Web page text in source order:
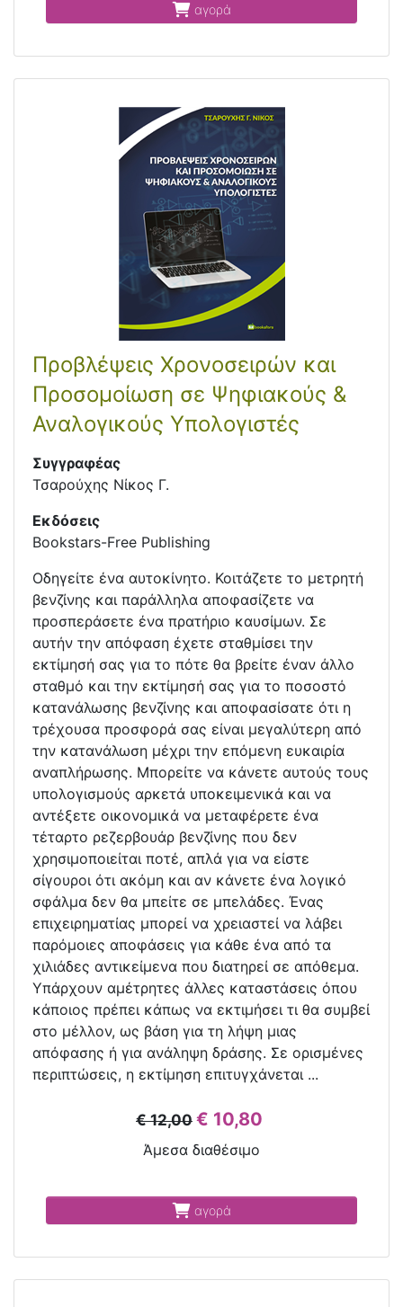
αγορά
Προβλέψεις Χρονοσειρών και
Προσομοίωση σε Ψηφιακούς &
Αναλογικούς Υπολογιστές
Συγγραφέας
Τσαρούχης Νίκος Γ.
Εκδόσεις
Bookstars-Free Publishing
Οδηγείτε ένα αυτοκίνητο. Κοιτάζετε το μετρητή
βενζίνης και παράλληλα αποφασίζετε να
προσπεράσετε ένα πρατήριο καυσίμων. Σε
αυτήν την απόφαση έχετε σταθμίσει την
εκτίμησή σας για το πότε θα βρείτε έναν άλλο
σταθμό και την εκτίμησή σας για το ποσοστό
κατανάλωσης βενζίνης και αποφασίσατε ότι η
τρέχουσα προσφορά σας είναι μεγαλύτερη από
την κατανάλωση μέχρι την επόμενη ευκαιρία
αναπλήρωσης. Μπορείτε να κάνετε αυτούς τους
υπολογισμούς αρκετά υποκειμενικά και να
αντέξετε οικονομικά να μεταφέρετε ένα
τέταρτο ρεζερβουάρ βενζίνης που δεν
χρησιμοποιείται ποτέ, απλά για να είστε
σίγουροι ότι ακόμη και αν κάνετε ένα λογικό
σφάλμα δεν θα μπείτε σε μπελάδες. Ένας
επιχειρηματίας μπορεί να χρειαστεί να λάβει
παρόμοιες αποφάσεις για κάθε ένα από τα
χιλιάδες αντικείμενα που διατηρεί σε απόθεμα.
Υπάρχουν αμέτρητες άλλες καταστάσεις όπου
κάποιος πρέπει κάπως να εκτιμήσει τι θα συμβεί
στο μέλλον, ως βάση για τη λήψη μιας
απόφασης ή για ανάληψη δράσης. Σε ορισμένες
περιπτώσεις, η εκτίμηση επιτυγχάνεται ...
€ 12,00 € 10,80
Άμεσα διαθέσιμο
αγορά